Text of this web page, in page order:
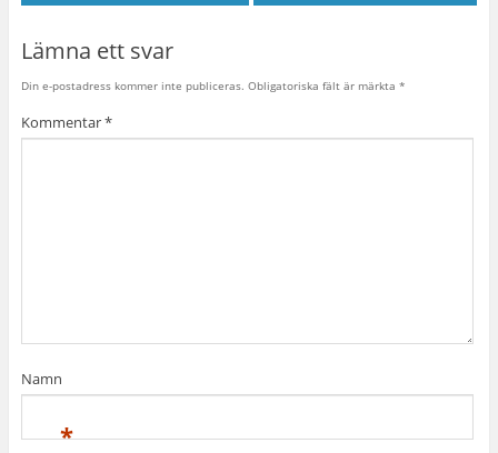
Lämna ett svar
Din e-postadress kommer inte publiceras. Obligatoriska fält är märkta *
Kommentar*
Namn
*